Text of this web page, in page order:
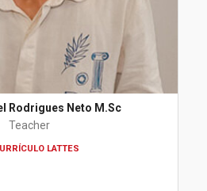
Rodrigues Neto M.Sc
Teacher
LATTES